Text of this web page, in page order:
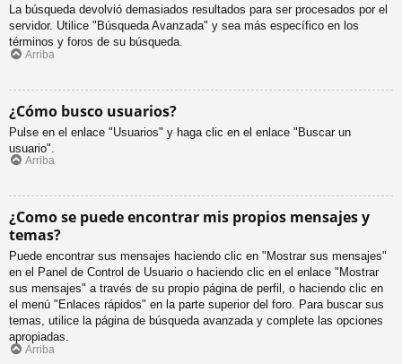
La búsqueda devolvió demasiados resultados para ser procesados por el
servidor. Utilice "Búsqueda Avanzada" y sea más específico en los
términos y foros de su búsqueda.
Arriba
¿Cómo busco usuarios?
Pulse en el enlace "Usuarios" y haga clic en el enlace "Buscar un
usuario".
Arriba
¿Como se puede encontrar mis propios mensajes y
temas?
Puede encontrar sus mensajes haciendo clic en "Mostrar sus mensajes"
en el Panel de Control de Usuario o haciendo clic en el enlace "Mostrar
sus mensajes" a través de su propio página de perfil, o haciendo clic en
el menú "Enlaces rápidos" en la parte superior del foro. Para buscar sus
temas, utilice la página de búsqueda avanzada y complete las opciones
apropiadas.
Arriba